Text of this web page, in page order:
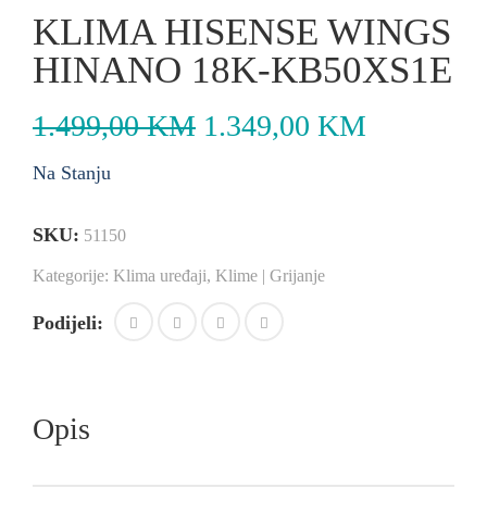
KLIMA HISENSE WINGS
HINANO 18K-KB50XS1E
1.499,00KM 1.349,00 KM
Na Stanju
SKU: 51150
Kategorije: Klima uređaji, Klime | Grijanje
Podijeli:
Opis